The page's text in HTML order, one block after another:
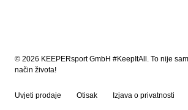
© 2026 KEEPERsport GmbH #KeepItAll. To nije
način života!
Uvjeti prodaje Otisak Izjava o privatnosti